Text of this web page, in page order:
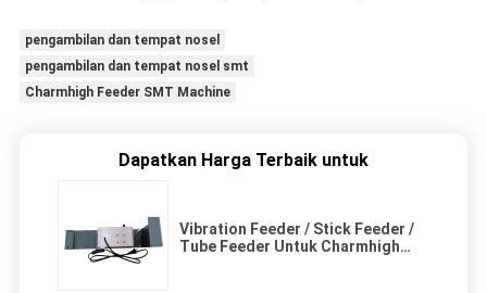
pengambilan dan tempat nosel
pengambilan dan tempat nosel smt
Charmhigh Feeder SMT Machine
Dapatkan Harga Terbaik untuk
Vibration Feeder / Stick Feeder /
Tube Feeder Untuk Charmhigh